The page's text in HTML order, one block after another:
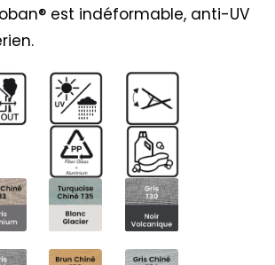
est indéformable, anti-UV